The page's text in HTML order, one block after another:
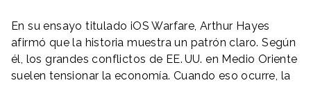
En su ensayo titulado iOS Warfare, Arthur Hayes
afirmó que la historia muestra un patrón claro. Según
él, los grandes conflictos de EE. UU. en Medio Oriente
suelen tensionar la economía. Cuando eso ocurre, la